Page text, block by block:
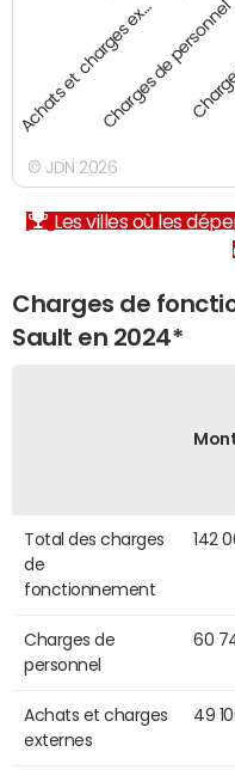
Achats et charges ex…Charges de personnel
© JDN 2026
Les villes où les
Charges de
Sault en 2024*
Total des charges
de
fonctionnement
142
Charges de
personnel
60
Achats et charges
externes
49